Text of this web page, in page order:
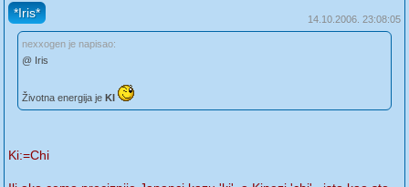
*Iris* 14.10.2006. 23:08:05
nexxogen je napisao:
@ Iris
Životna energija je KI
Ki:=Chi